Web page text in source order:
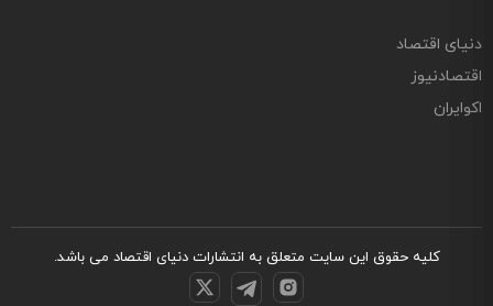
دنیای اقتصاد
اقتصادنیوز
اکوایران
کلیه حقوق این سایت متعلق به انتشارات دنیای اقتصاد می باشد.